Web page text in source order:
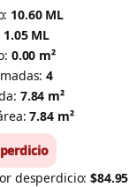
10.60 ML
1.05 ML
0.00 m²
4
7.84 m²
7.84 m²
desperdicio:$84.95